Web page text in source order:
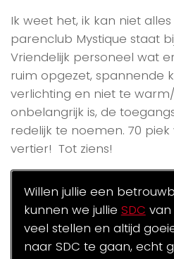
Ik weet het, ik kan niet
parenclub Mystique staat
Vriendelijk personeel wat
ruim opgezet, spannende
verlichting en niet te
onbelangrijk is, de
redelijk te noemen. 70
vertier! Tot ziens!
Willen jullie een
kunnen we jullie SDC
veel stellen en altijd
naar SDC te gaan, echt